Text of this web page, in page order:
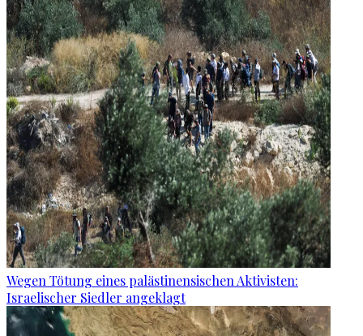
Wegen Tötung eines palästinensischen Aktivisten:
Israelischer Siedler angeklagt